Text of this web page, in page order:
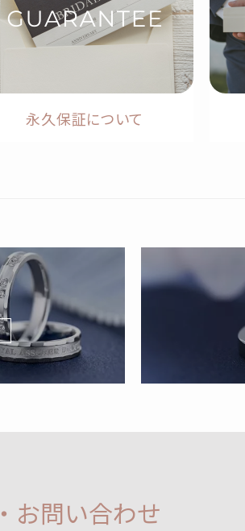
永久保証について
お問い合わせ